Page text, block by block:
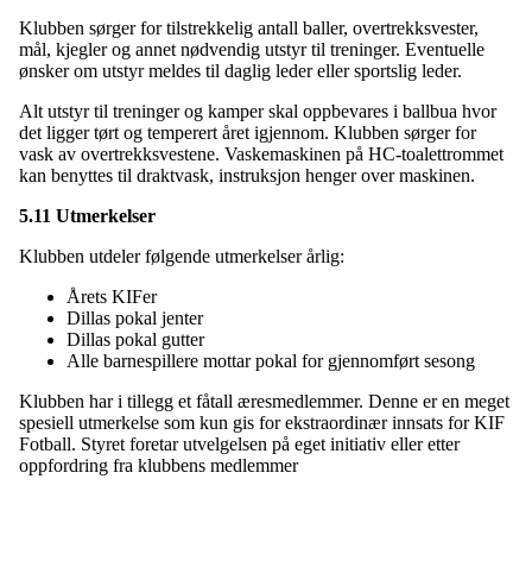
Klubben sørger for tilstrekkelig antall baller, overtrekksvester,
mål, kjegler og annet nødvendig utstyr til treninger. Eventuelle
ønsker om utstyr meldes til daglig leder eller sportslig leder.
Alt utstyr til treninger og kamper skal oppbevares i ballbua hvor
det ligger tørt og temperert året igjennom. Klubben sørger for
vask av overtrekksvestene. Vaskemaskinen på HC-toalettrommet
kan benyttes til draktvask, instruksjon henger over maskinen.
5.11 Utmerkelser
Klubben utdeler følgende utmerkelser årlig:
Årets KIFer
Dillas pokal jenter
Dillas pokal gutter
Alle barnespillere mottar pokal for gjennomført sesong
Klubben har i tillegg et fåtall æresmedlemmer. Denne er en meget
spesiell utmerkelse som kun gis for ekstraordinær innsats for KIF
Fotball. Styret foretar utvelgelsen på eget initiativ eller etter
oppfordring fra klubbens medlemmer